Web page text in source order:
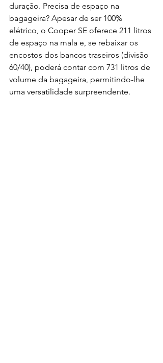
duração. Precisa de espaço na
bagageira? Apesar de ser 100%
elétrico, o Cooper SE oferece 211 litros
de espaço na mala e, se rebaixar os
encostos dos bancos traseiros (divisão
60/40), poderá contar com 731 litros de
volume da bagageira, permitindo-lhe
uma versatilidade surpreendente.